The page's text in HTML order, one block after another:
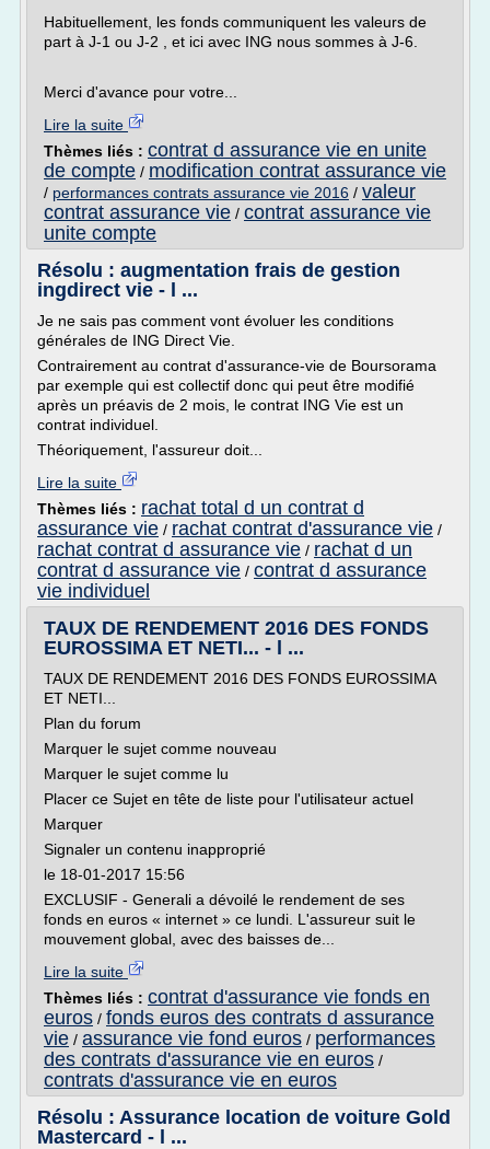
Habituellement, les fonds communiquent les valeurs de
part à J-1 ou J-2 , et ici avec ING nous sommes à J-6.
Merci d'avance pour votre...
Lire la suite
Thèmes liés : contrat d assurance vie en unite
de compte / modification contrat assurance vie
/ performances contrats assurance vie 2016 / valeur
contrat assurance vie / contrat assurance vie
unite compte
Résolu : augmentation frais de gestion
ingdirect vie - l ...
Je ne sais pas comment vont évoluer les conditions
générales de ING Direct Vie.
Contrairement au contrat d'assurance-vie de Boursorama
par exemple qui est collectif donc qui peut être modifié
après un préavis de 2 mois, le contrat ING Vie est un
contrat individuel.
Théoriquement, l'assureur doit...
Lire la suite
Thèmes liés : rachat total d un contrat d
assurance vie / rachat contrat d'assurance vie /
rachat contrat d assurance vie / rachat d un
contrat d assurance vie / contrat d assurance
vie individuel
TAUX DE RENDEMENT 2016 DES FONDS
EUROSSIMA ET NETI... - l ...
TAUX DE RENDEMENT 2016 DES FONDS EUROSSIMA
ET NETI...
Plan du forum
Marquer le sujet comme nouveau
Marquer le sujet comme lu
Placer ce Sujet en tête de liste pour l'utilisateur actuel
Marquer
Signaler un contenu inapproprié
le 18-01-2017 15:56
EXCLUSIF - Generali a dévoilé le rendement de ses
fonds en euros « internet » ce lundi. L'assureur suit le
mouvement global, avec des baisses de...
Lire la suite
Thèmes liés : contrat d'assurance vie fonds en
euros / fonds euros des contrats d assurance
vie / assurance vie fond euros / performances
des contrats d'assurance vie en euros /
contrats d'assurance vie en euros
Résolu : Assurance location de voiture Gold
Mastercard - l ...